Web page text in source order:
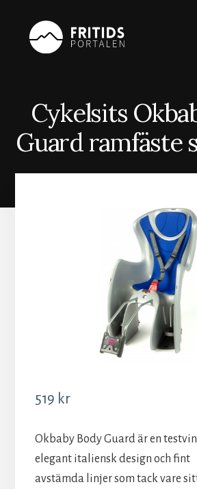
content
Cykelsits
Guard ramfäste
519 kr
Okbaby Body Guard är en
elegant italiensk design och fint
avstämda linjer som tack vare